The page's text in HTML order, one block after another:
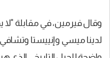
وقال فيرمين، في مقابلة
لدينا ميسي وإنييستا